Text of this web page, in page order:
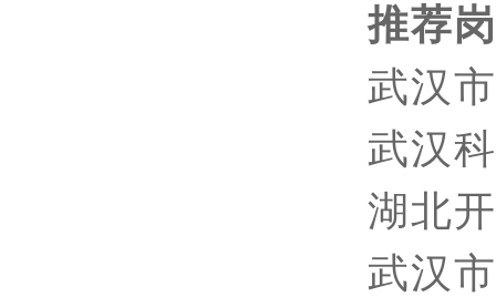
推荐
武汉
武汉
湖北
武汉